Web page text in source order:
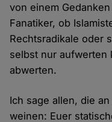
von einem
Fanatiker, ob
Rechtsradikale oder
selbst nur aufwerten
abwerten.
Ich sage allen, die
weinen: Euer